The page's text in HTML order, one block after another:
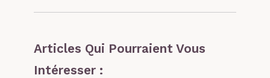
Articles Qui Pourraient Vous
Intéresser :